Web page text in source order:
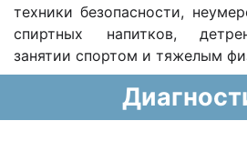
техники безопасности,
спиртных напитков,
занятии спортом и тяжелым